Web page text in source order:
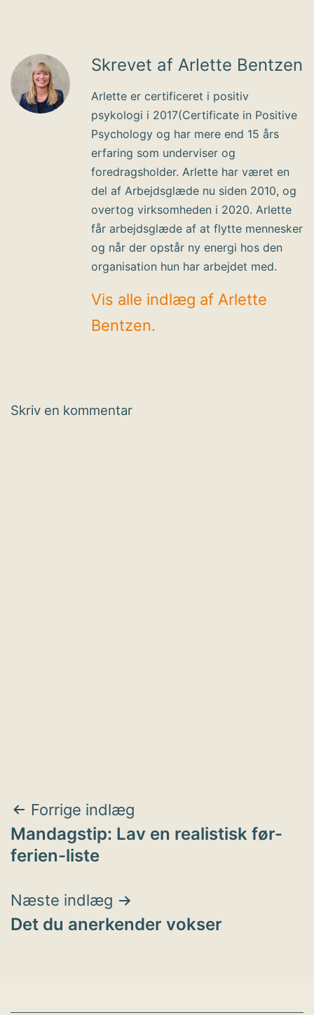
Skrevet af Arlette Bentzen
Arlette er certificeret i positiv
psykologi i 2017(Certificate in Positive
Psychology og har mere end 15 års
erfaring som underviser og
foredragsholder. Arlette har været en
del af Arbejdsglæde nu siden 2010, og
overtog virksomheden i 2020. Arlette
får arbejdsglæde af at flytte mennesker
og når der opstår ny energi hos den
organisation hun har arbejdet med.
Vis alle indlæg af Arlette
Bentzen.
Skriv en kommentar
Indlægsnavigation
Forrige indlæg
Mandagstip: Lav en realistisk før-
ferien-liste
Næste indlæg
Det du anerkender vokser